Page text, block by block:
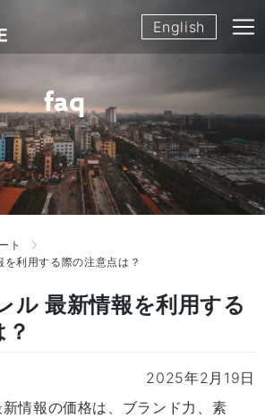
English
faq
ト
利用する際の注意点は？
ル 最新情報を利用する
2025年2月19日
情報の価格は、ブランド力、素